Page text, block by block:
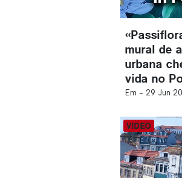
mural de
urbana
vida no
Em - 29 Jun